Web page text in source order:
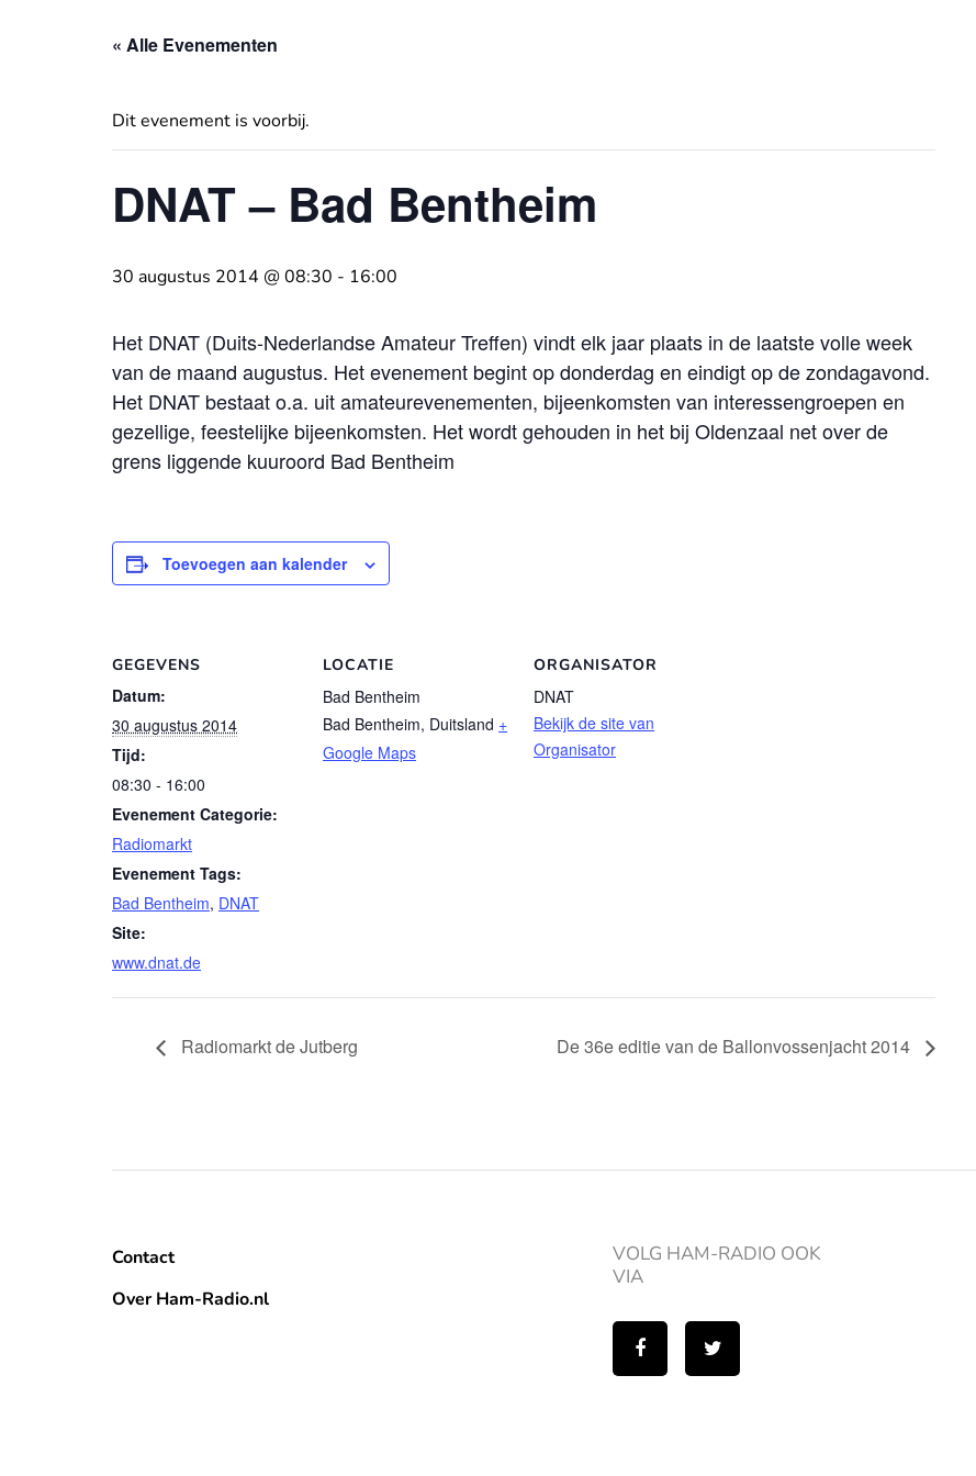
« Alle Evenementen
Dit evenement is voorbij.
DNAT – Bad Bentheim
30 augustus 2014 @ 08:30 - 16:00
Het DNAT (Duits-Nederlandse Amateur Treffen) vindt elk jaar plaats in de laatste volle week
van de maand augustus. Het evenement begint op donderdag en eindigt op de zondagavond.
Het DNAT bestaat o.a. uit amateurevenementen, bijeenkomsten van interessengroepen en
gezellige, feestelijke bijeenkomsten. Het wordt gehouden in het bij Oldenzaal net over de
grens liggende kuuroord Bad Bentheim
Toevoegen aan kalender
GEGEVENS
Datum:
30 augustus 2014
Tijd:
08:30 - 16:00
Evenement Categorie:
Radiomarkt
Evenement Tags:
Bad Bentheim, DNAT
Site:
www.dnat.de
LOCATIE
Bad Bentheim
Bad Bentheim, Duitsland +
Google Maps
ORGANISATOR
DNAT
Bekijk de site van
Organisator
Radiomarkt de Jutberg De 36e editie van de Ballonvossenjacht 2014
Contact
Over Ham-Radio.nl
VOLG HAM-RADIO OOK
VIA